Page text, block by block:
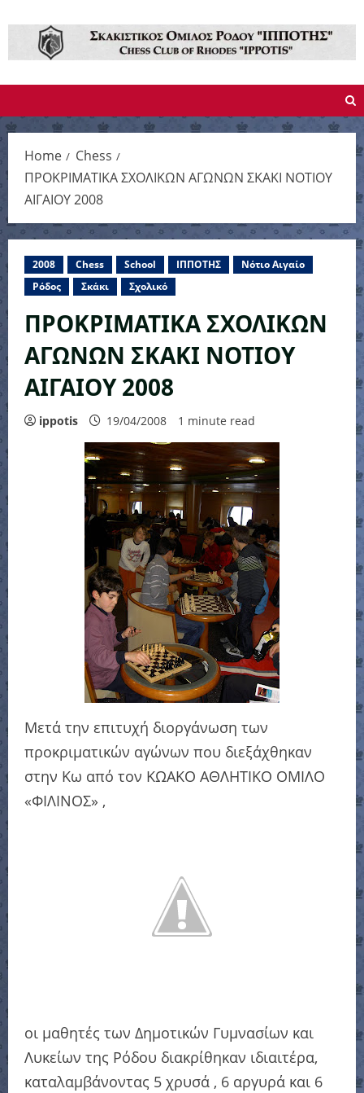
content
Home
Chess
ΠΡΟΚΡΙΜΑΤΙΚΑ ΣΧΟΛΙΚΩΝ ΑΓΩΝΩΝ ΣΚΑΚΙ ΝΟΤΙΟΥ
ΑΙΓΑΙΟΥ 2008
2008 Chess School ΙΠΠΟΤΗΣ
Νότιο Αιγαίο
Ρόδος
Σκάκι Σχολικό
ΠΡΟΚΡΙΜΑΤΙΚΑ ΣΧΟΛΙΚΩΝ
ΑΓΩΝΩΝ ΣΚΑΚΙ ΝΟΤΙΟΥ
ΑΙΓΑΙΟΥ 2008
ippotis 19/04/2008 1 minute read
Μετά την επιτυχή διοργάνωση των
προκριματικών αγώνων που διεξάχθηκαν
στην Κω από τον ΚΩΑΚΟ ΑΘΛΗΤΙΚΟ ΟΜΙΛΟ
«ΦΙΛΙΝΟΣ» ,
οι μαθητές των Δημοτικών Γυμνασίων και
Λυκείων της Ρόδου διακρίθηκαν ιδιαιτέρα,
καταλαμβάνοντας 5 χρυσά , 6 αργυρά και 6